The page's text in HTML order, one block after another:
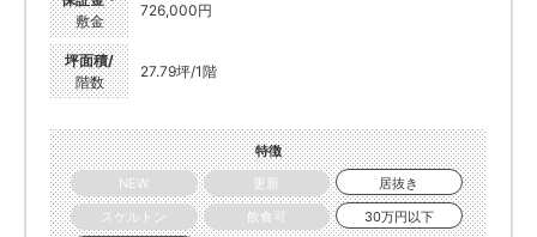
敷金
726,000円
坪面積/
階数
27.79坪/1階
特徴
NEW
更新
居抜き
スケルトン
飲食可
30万円以下